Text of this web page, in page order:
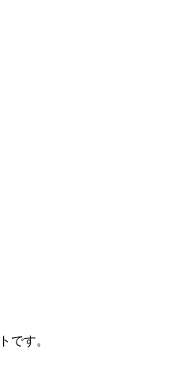
です。